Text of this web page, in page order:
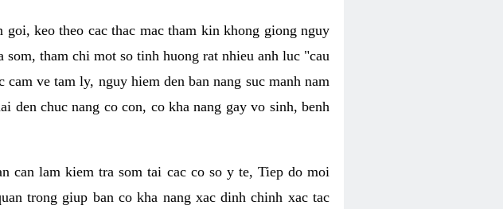
keo theo cac thac mac tham kin khong giong nguy
tham chi mot so tinh huong rat nhieu anh luc "cau
ve tam ly, nguy hiem den ban nang suc manh nam
den chuc nang co con, co kha nang gay vo sinh, benh
can lam kiem tra som tai cac co so y te, Tiep do moi
trong giup ban co kha nang xac dinh chinh xac tac